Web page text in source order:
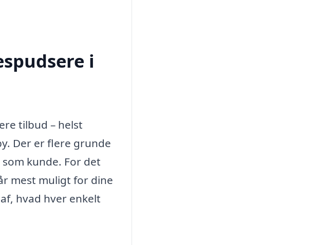
i
tilbud – helst
Der er flere grunde
kunde. For det
mest muligt for dine
hvad hver enkelt